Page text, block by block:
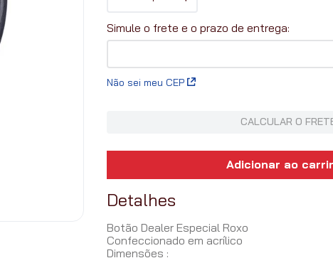
Não sei meu CEP
CALCULAR O
Adicionar ao
Detalhes
Botão Dealer Especial Roxo
Confeccionado em acrílico
Dimensões :